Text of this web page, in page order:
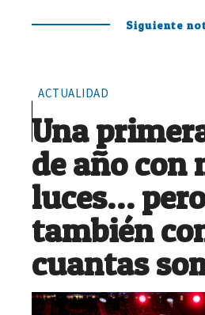
Siguiente
ACTUALIDAD
Una
de año con
luces… pero
también
cuantas